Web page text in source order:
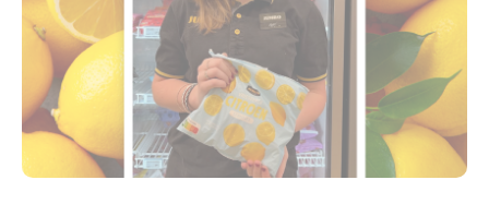
BBQ gigant webshop
Jumbo Huibers Specials